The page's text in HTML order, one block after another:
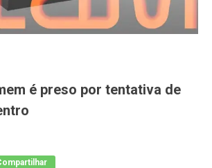
é preso por tentativa de